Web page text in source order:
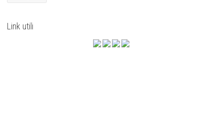
Link utili